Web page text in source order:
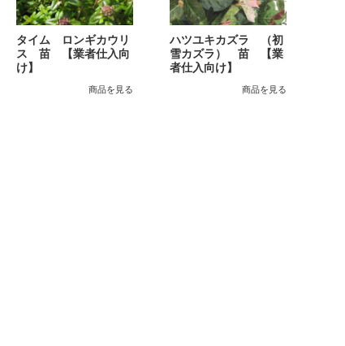
タイム ロンギカウリ
ス 苗 【業者仕入向
け】
商品を見る
ハツユキカズラ （初
雪カズラ） 苗 【業
者仕入向け】
商品を見る